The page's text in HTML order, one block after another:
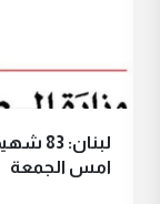
امس الجمعة